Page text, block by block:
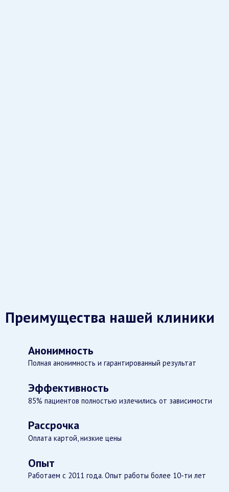
Преимущества нашей клиники
Анонимность
Полная анонимность и гарантированный результат
Эффективность
85% пациентов полностью излечились от зависимости
Рассрочка
Оплата картой, низкие цены
Опыт
Работаем с 2011 года. Опыт работы более 10-ти лет